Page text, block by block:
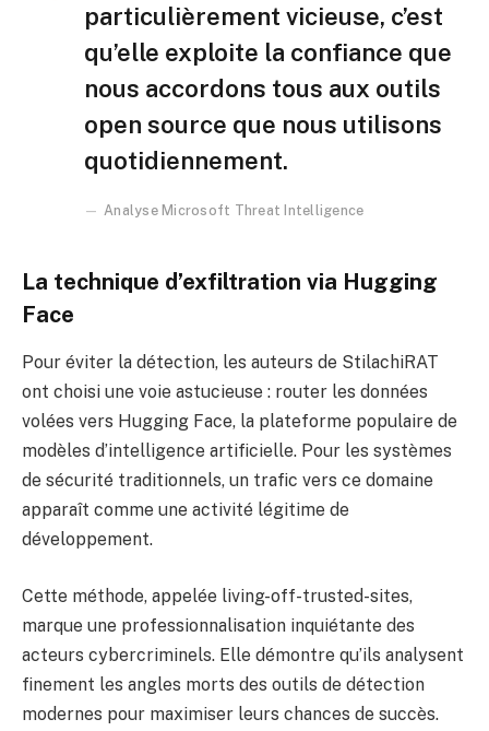
particulièrement vicieuse, c’est
qu’elle exploite la confiance que
nous accordons tous aux outils
open source que nous utilisons
quotidiennement.
Analyse Microsoft Threat Intelligence
La technique d’exfiltration via Hugging
Face
Pour éviter la détection, les auteurs de StilachiRAT
ont choisi une voie astucieuse : router les données
volées vers Hugging Face, la plateforme populaire de
modèles d’intelligence artificielle. Pour les systèmes
de sécurité traditionnels, un trafic vers ce domaine
apparaît comme une activité légitime de
développement.
Cette méthode, appelée living-off-trusted-sites,
marque une professionnalisation inquiétante des
acteurs cybercriminels. Elle démontre qu’ils analysent
finement les angles morts des outils de détection
modernes pour maximiser leurs chances de succès.